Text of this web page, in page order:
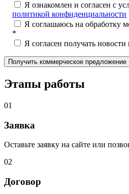
Я ознакомлен и согласен с
политикой конфиденциальности
Я соглашаюсь на обработку
*
Я согласен получать
Этапы работы
01
Заявка
Оставьте заявку на сайте или
02
Договор